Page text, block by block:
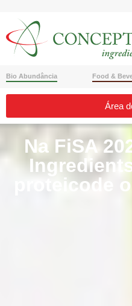
Bio Abundância Food &
Área
Na FiSA
proteicode